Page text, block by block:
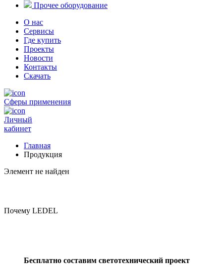
Прочее оборудование
О нас
Сервисы
Где купить
Проекты
Новости
Контакты
Скачать
Сферы применения
Личный
кабинет
Главная
Продукция
Элемент не найден
Почему LEDEL
Бесплатно составим светотехнический проект